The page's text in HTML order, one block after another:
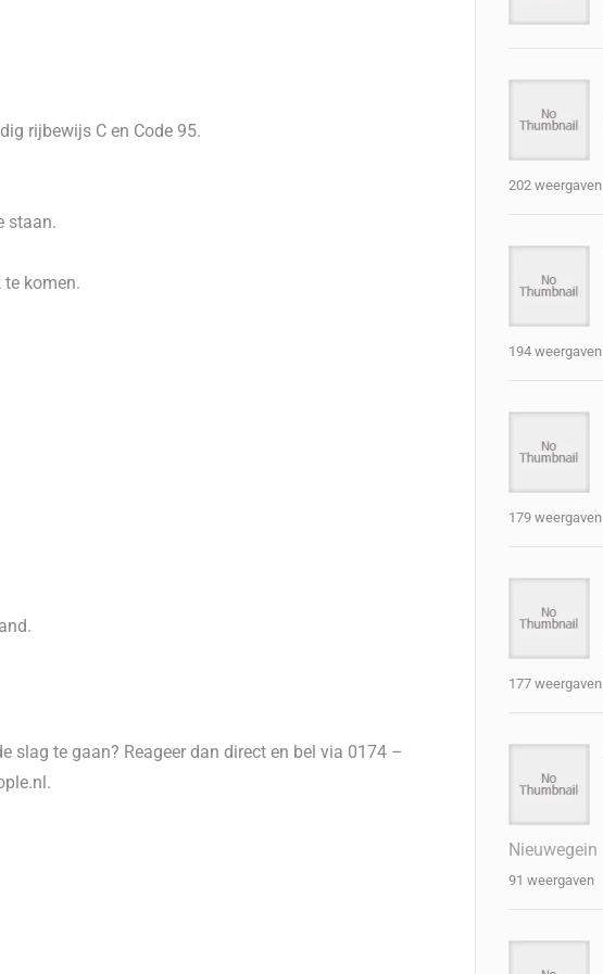
rijbewijs C en Code 95.
staan.
te komen.
slag te gaan? Reageer dan direct en bel via 0174 –
202 weergaven
194 weergaven
179 weergaven
177 weergaven
Nieuwegein
91 weergaven